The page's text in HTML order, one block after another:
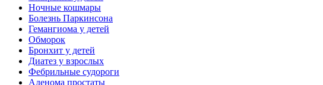
Ночные кошмары
Болезнь Паркинсона
Гемангиома у детей
Обморок
Бронхит у детей
Диатез у взрослых
Фебрильные судороги
Аденома простаты